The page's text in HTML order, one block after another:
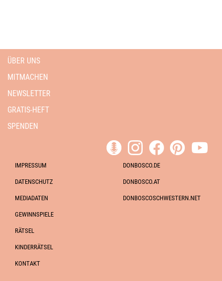
ÜBER UNS
MITMACHEN
NEWSLETTER
GRATIS-HEFT
SPENDEN
IMPRESSUM
DATENSCHUTZ
MEDIADATEN
GEWINNSPIELE
RÄTSEL
KINDERRÄTSEL
KONTAKT
DONBOSCO.DE
DONBOSCO.AT
DONBOSCOSCHWESTERN.NET